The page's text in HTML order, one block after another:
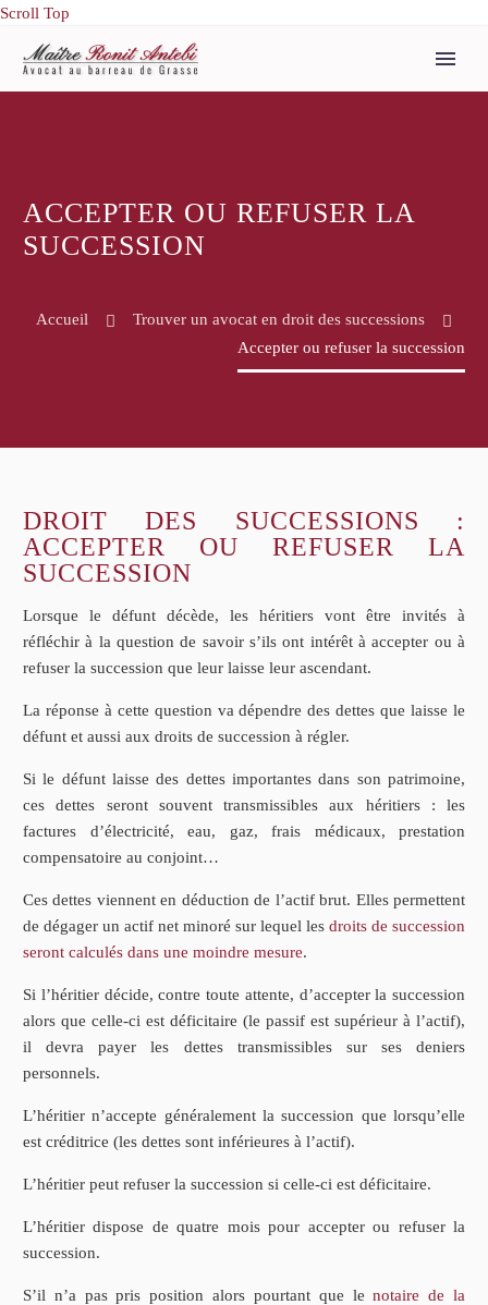
Scroll Top
ACCEPTER OU REFUSER LA
SUCCESSION
Accueil
Trouver un avocat en droit des successions
Accepter ou refuser la succession
DROIT DES SUCCESSIONS :
ACCEPTER OU REFUSER LA
SUCCESSION
Lorsque le défunt décède, les héritiers vont être invités à
réfléchir à la question de savoir s’ils ont intérêt à accepter ou à
refuser la succession que leur laisse leur ascendant.
La réponse à cette question va dépendre des dettes que laisse le
défunt et aussi aux droits de succession à régler.
Si le défunt laisse des dettes importantes dans son patrimoine,
ces dettes seront souvent transmissibles aux héritiers : les
factures d’électricité, eau, gaz, frais médicaux, prestation
compensatoire au conjoint…
Ces dettes viennent en déduction de l’actif brut. Elles permettent
de dégager un actif net minoré sur lequel les droits de succession
seront calculés dans une moindre mesure.
Si l’héritier décide, contre toute attente, d’accepter la succession
alors que celle-ci est déficitaire (le passif est supérieur à l’actif),
il devra payer les dettes transmissibles sur ses deniers
personnels.
L’héritier n’accepte généralement la succession que lorsqu’elle
est créditrice (les dettes sont inférieures à l’actif).
L’héritier peut refuser la succession si celle-ci est déficitaire.
L’héritier dispose de quatre mois pour accepter ou refuser la
succession.
S’il n’a pas pris position alors pourtant que lenotaire de la